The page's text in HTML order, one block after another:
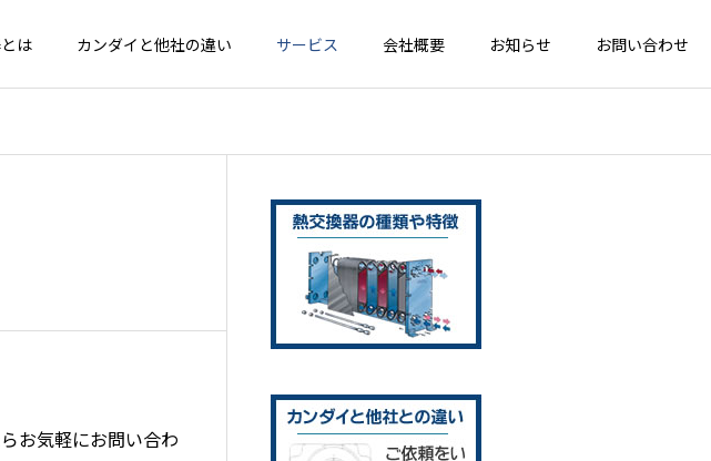
は カンダイと他社の違い サービス 会社概要 お知らせ お問い合わせ
ラ
熱交換器修理の流
お気軽にお問い合わ